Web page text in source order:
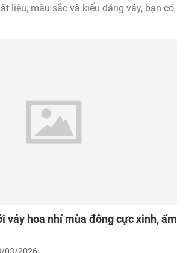
liệu, màu sắc và kiểu dáng váy, bạn có
váy hoa nhí mùa đông cực xinh, ấm